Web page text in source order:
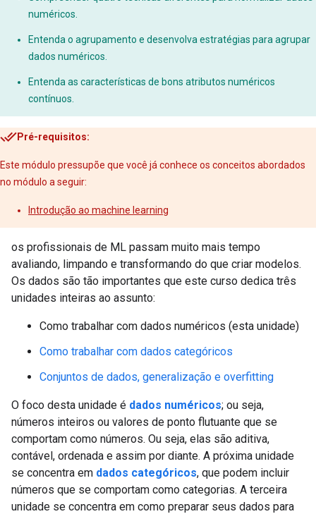
numéricos.
Entenda o agrupamento e desenvolva estratégias para agrupar
dados numéricos.
Entenda as características de bons atributos numéricos
contínuos.
Pré-requisitos:
Este módulo pressupõe que você já conhece os conceitos abordados
no módulo a seguir:
Introdução ao machine learning
os profissionais de ML passam muito mais tempo
avaliando, limpando e transformando do que criar modelos.
Os dados são tão importantes que este curso dedica três
unidades inteiras ao assunto:
Como trabalhar com dados numéricos (esta unidade)
Como trabalhar com dados categóricos
Conjuntos de dados, generalização e overfitting
O foco desta unidade é dados numéricos; ou seja,
números inteiros ou valores de ponto flutuante que se
comportam como números. Ou seja, elas são aditiva,
contável, ordenada e assim por diante. A próxima unidade
se concentra em dados categóricos, que podem incluir
números que se comportam como categorias. A terceira
unidade se concentra em como preparar seus dados para